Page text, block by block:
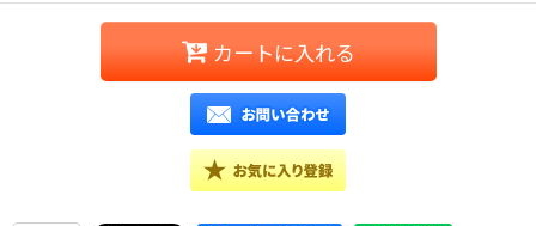
カートに入れる